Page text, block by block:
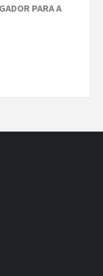
PARA A